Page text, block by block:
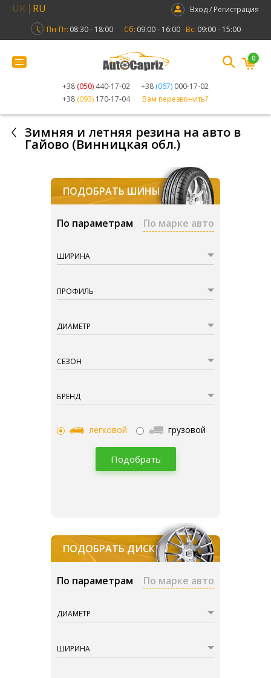
UK RU
Вход / Регистрация
Пн-Пт: 08:30 - 18:00 Сб: 09:00 - 16:00 Вс: 09:00 - 15:00
+38 (050) 440-17-02 +38 (067) 000-17-02
+38 (093) 170-17-04 Вам перезвонить?
0
Зимняя и летняя резина на авто в
Гайово (Винницкая обл.)
ПОДОБРАТЬ ШИНЫ
По параметрам По марке авто
ШИРИНА
ПРОФИЛЬ
ДИАМЕТР
СЕЗОН
БРЕНД
легковой грузовой
Подобрать
ПОДОБРАТЬ ДИСКИ
По параметрам По марке авто
ДИАМЕТР
ШИРИНА